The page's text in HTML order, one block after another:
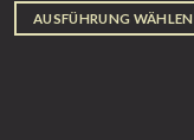
AUSFÜHRUNG WÄHLEN